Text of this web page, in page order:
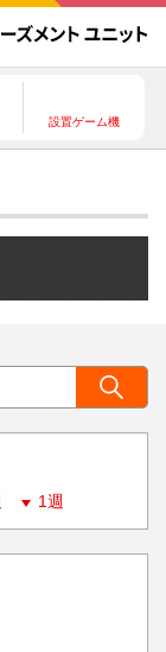
設置ゲーム機
1週